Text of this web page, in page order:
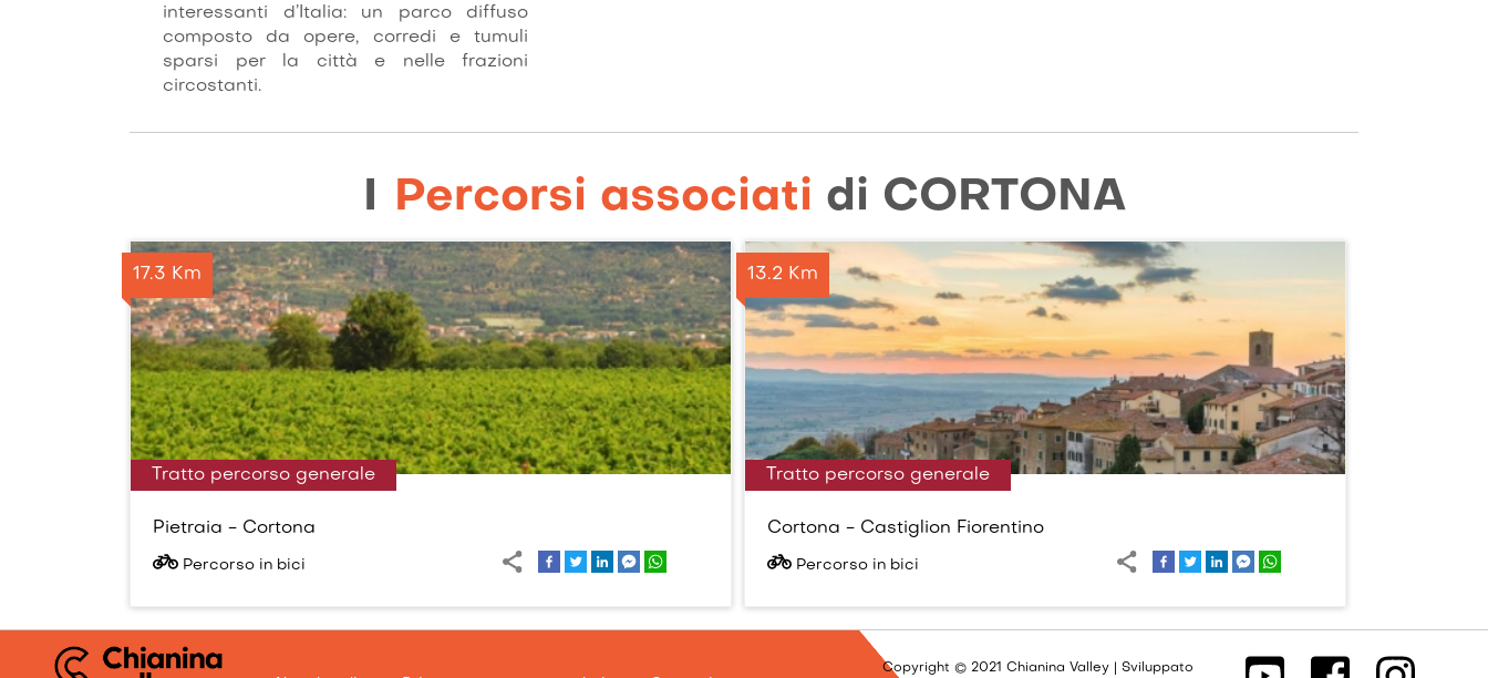
interessanti d’Italia: un parco diffuso
composto da opere, corredi e tumuli
sparsi per la città e nelle frazioni
circostanti.
I Percorsi associati di CORTONA
Tratto percorso generale
17.3 Km
Pietraia - Cortona
Percorso in bici
Tratto percorso generale
13.2 Km
Cortona - Castiglion Fiorentino
Percorso in bici
Copyright © 2021 Chianina Valley | Sviluppato